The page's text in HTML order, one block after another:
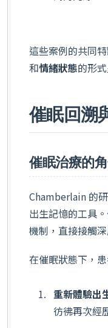
這些案例的共同
和情緒狀態的形
催眠回溯
催眠治療的
Chamberlain 的
出生記憶的工具
機制，直接接觸
在催眠狀態下，
重新體驗出
彷彿再次經